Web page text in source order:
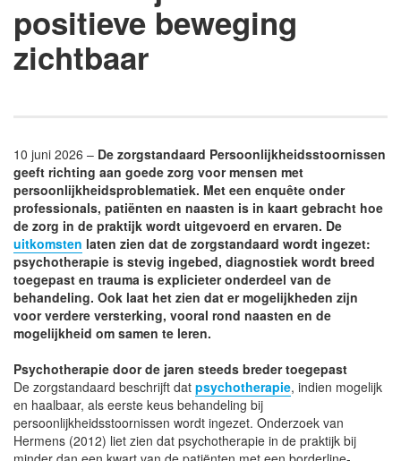
positieve beweging
zichtbaar
10 juni 2026 – De zorgstandaard Persoonlijkheidsstoornissen
geeft richting aan goede zorg voor mensen met
persoonlijkheidsproblematiek. Met een enquête onder
professionals, patiënten en naasten is in kaart gebracht hoe
de zorg in de praktijk wordt uitgevoerd en ervaren. De
uitkomsten laten zien dat de zorgstandaard wordt ingezet:
psychotherapie is stevig ingebed, diagnostiek wordt breed
toegepast en trauma is explicieter onderdeel van de
behandeling. Ook laat het zien dat er mogelijkheden zijn
voor verdere versterking, vooral rond naasten en de
mogelijkheid om samen te leren.
Psychotherapie door de jaren steeds breder toegepast
De zorgstandaard beschrijft dat psychotherapie, indien mogelijk
en haalbaar, als eerste keus behandeling bij
persoonlijkheidsstoornissen wordt ingezet. Onderzoek van
Hermens (2012) liet zien dat psychotherapie in de praktijk bij